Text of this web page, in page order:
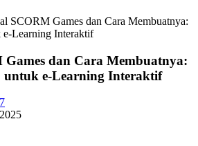
SCORM Games dan Cara Membuatnya:
e-Learning Interaktif
Games dan Cara Membuatnya:
untuk e-Learning Interaktif